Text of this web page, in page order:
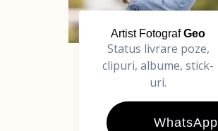
Artist FotografGeo
Status livrare poze,
clipuri, albume, stick-
uri.
WhatsApp